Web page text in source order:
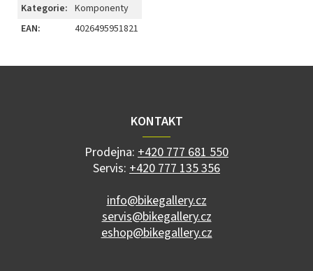
Kategorie: Komponenty
EAN: 4026495951821
Z
KONTAKT
Prodejna: +420 777 681 550
Servis: +420 777 135 356
info@bikegallery.cz
servis@bikegallery.cz
eshop@bikegallery.cz